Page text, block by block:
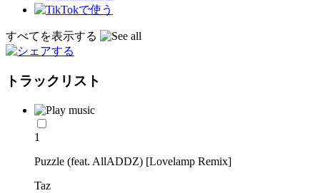
すべてを表示する
トラックリスト
1
Puzzle (feat. AllADDZ) [Lovelamp Remix]
Taz